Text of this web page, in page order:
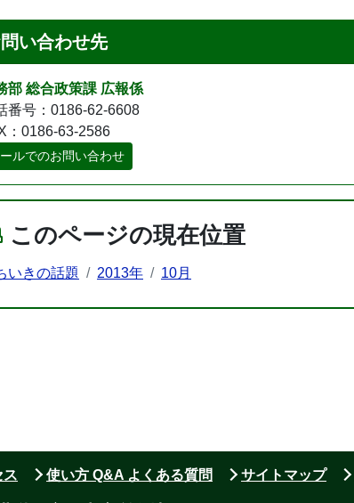
い合わせ先
部 総合政策課 広報係
番号：0186-62-6608
：0186-63-2586
ールでのお問い合わせ
このページの現在位置
いきの話題 2013年 10月
ス 使い方 Q&A よくある質問 サイトマップ